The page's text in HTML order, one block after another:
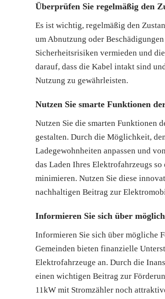
Überprüfen Sie regelmäßig den
Es ist wichtig, regelmäßig den
um Abnutzung oder
Sicherheitsrisiken vermieden und
darauf, dass die Kabel intakt sind
Nutzung zu gewährleisten.
Nutzen Sie smarte Funktionen
Nutzen Sie die smarten Funktionen
gestalten. Durch die Möglichkeit,
Ladegewohnheiten anpassen und
das Laden Ihres Elektrofahrzeugs
minimieren. Nutzen Sie diese
nachhaltigen Beitrag zur
Informieren Sie sich über
Informieren Sie sich über mögliche
Gemeinden bieten finanzielle
Elektrofahrzeuge an. Durch die
einen wichtigen Beitrag zur
11kW mit Stromzähler noch